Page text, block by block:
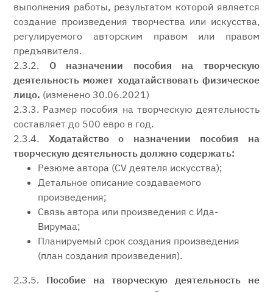
выполнения работы, результатом которой является
создание произведения творчества или искусства,
регулируемого авторским правом или правом
предъявителя.
2.3.2. О назначении пособия на творческую
деятельность может ходатайствовать физическое
лицо. (изменено 30.06.2021)
2.3.3. Размер пособия на творческую деятельность
составляет до 500 евро в год.
2.3.4. Ходатайство о назначении пособия на
творческую деятельность должно содержать:
Резюме автора (CV деятеля искусства);
Детальное описание создаваемого
произведения;
Связь автора или произведения с Ида-
Вирумаа;
Планируемый срок создания произведения
(план создания произведения).
2.3.5. Пособие на творческую деятельность не